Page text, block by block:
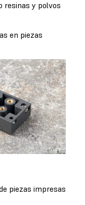
resinas y polvos
en piezas
piezas impresas